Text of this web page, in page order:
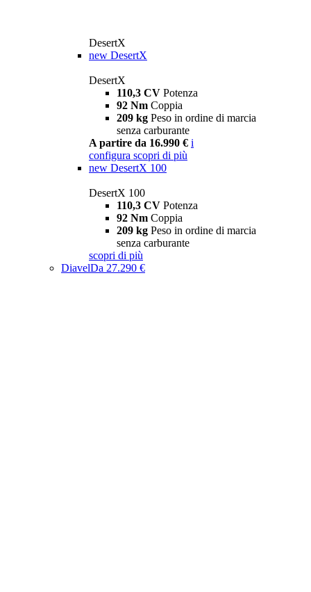
DesertX
new DesertX
DesertX
110,3 CV Potenza
92 Nm Coppia
209 kg Peso in ordine di marcia
senza carburante
A partire da 16.990 € i
configura scopri di più
new DesertX 100
DesertX 100
110,3 CV Potenza
92 Nm Coppia
209 kg Peso in ordine di marcia
senza carburante
scopri di più
DiavelDa 27.290 €